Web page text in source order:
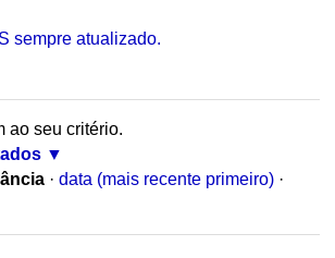
sempre atualizado.
ao seu critério.
· data (mais recente primeiro) ·